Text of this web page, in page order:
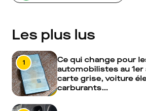
Les plus lus
1
Ce qui change pour
automobilistes au 1er
carte grise, voiture
carburants…